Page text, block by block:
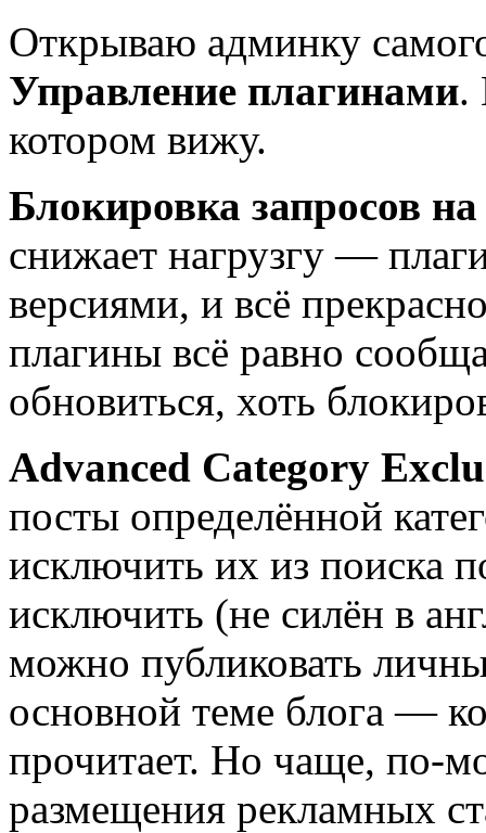
Открываю админку
Управление плагинами.
котором вижу.
Блокировка запросов
снижает нагрузгу —
версиями, и всё
плагины всё равно
обновиться, хоть
Advanced Category
посты определённой
исключить их из поиска
исключить (не силён в
можно публиковать
основной теме блога —
прочитает. Но чаще, по-
размещения рекламных